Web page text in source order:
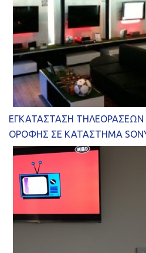
ΕΓΚΑΤΑΣΤΑΣΗ
ΟΡΟΦΗΣ ΣΕ ΚΑΤΑΣΤΗΜΑ SONY